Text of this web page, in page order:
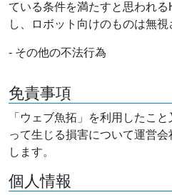
ている条件を満たすと思われ
し、ロボット向けのものは無視
- その他の不法行為
免責事項
「ウェブ魚拓」を利用したこ
って生じる損害について運営
します。
個人情報